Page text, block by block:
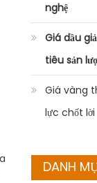
nghệ
Giá dầu
tiêu sản
Giá vàng
lực chốt lời
DANH